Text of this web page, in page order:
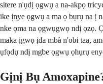
sitere n'ụdị ọgwụ a na-akpọ
ike ịnye ọgwụ a ma ọ bụrụ na ị
nke ọma na ọgwụgwọ ndị ọzọ.
maka ịgwọ ịda mbà n'obi taa,
ụfọdụ ndị mgbe ọgwụ ọhụrụ
Gịnị Bụ